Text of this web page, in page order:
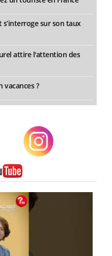
sur son taux
attire l'attention des
vacances ?